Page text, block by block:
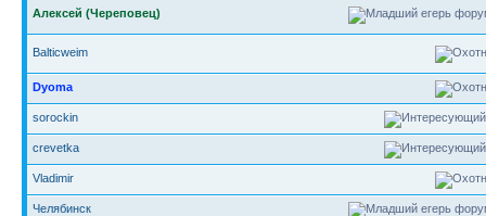
Алексей (Череповец)
Balticweim
Dyoma
sorockin
crevetka
Vladimir
Челябинск